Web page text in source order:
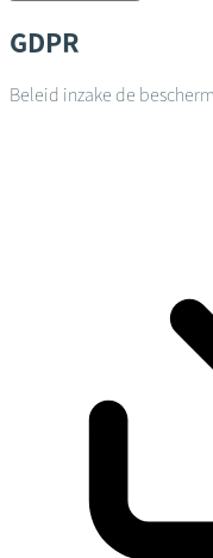
GDPR
Beleid inzake de